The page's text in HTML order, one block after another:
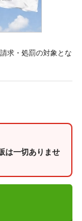
求・処罰の対象とな
は一切ありませ